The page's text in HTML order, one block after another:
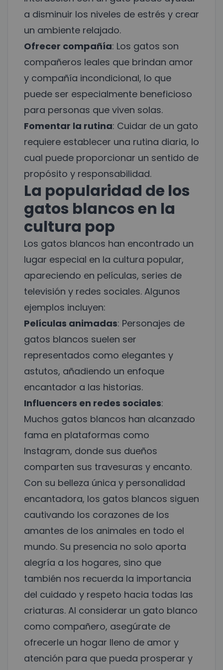
a disminuir los niveles de estrés y crear
un ambiente relajado.
Ofrecer compañía: Los gatos son
compañeros leales que brindan amor
y compañía incondicional, lo que
puede ser especialmente beneficioso
para personas que viven solas.
Fomentar la rutina: Cuidar de un gato
requiere establecer una rutina diaria, lo
cual puede proporcionar un sentido de
propósito y responsabilidad.
La popularidad de los
gatos blancos en la
cultura pop
Los gatos blancos han encontrado un
lugar especial en la cultura popular,
apareciendo en películas, series de
televisión y redes sociales. Algunos
ejemplos incluyen:
Películas animadas: Personajes de
gatos blancos suelen ser
representados como elegantes y
astutos, añadiendo un enfoque
encantador a las historias.
Influencers en redes sociales:
Muchos gatos blancos han alcanzado
fama en plataformas como
Instagram, donde sus dueños
comparten sus travesuras y encanto.
Con su belleza única y personalidad
encantadora, los gatos blancos siguen
cautivando los corazones de los
amantes de los animales en todo el
mundo. Su presencia no solo aporta
alegría a los hogares, sino que
también nos recuerda la importancia
del cuidado y respeto hacia todas las
criaturas. Al considerar un gato blanco
como compañero, asegúrate de
ofrecerle un hogar lleno de amor y
atención para que pueda prosperar y